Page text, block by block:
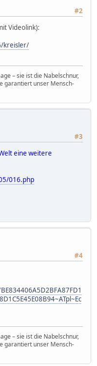
#2
Videolink):
kreisler/
– sie ist die Nabelschnur,
garantiert unser Mensch-
#3
eine weitere
016.php
#4
– sie ist die Nabelschnur,
garantiert unser Mensch-